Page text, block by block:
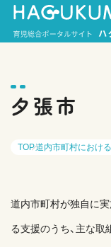
夕張市
TOP道内市町村におけ
道内市町村が独自に実
る支援のうち、主な取